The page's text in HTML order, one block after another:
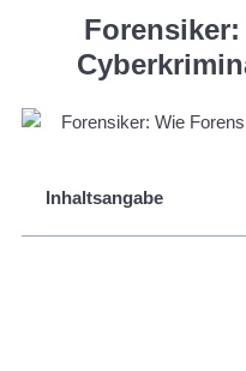
Inhaltsangabe